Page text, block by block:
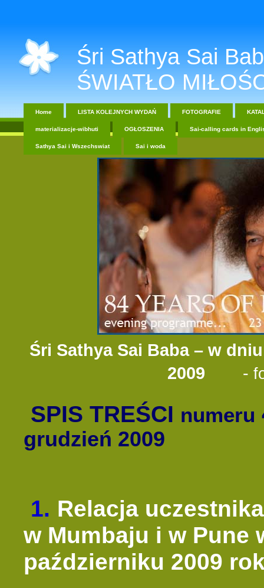
Śri Sathya Sai
ŚWIATŁO
Home LISTA KOLEJNYCH WYDAŃ FOTOGRAFIE
materializacje-wibhuti OGŁOSZENIA Sai-calling cards in
Sathya Sai i Wszechswiat Sai i woda
Śri Sathya Sai Baba – w
2009
-
SPIS TREŚCI numeru
grudzień 2009
1. Relacja
w Mumbaju i w Pune
październiku 2009